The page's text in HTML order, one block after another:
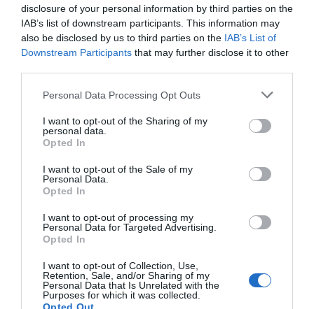
disclosure of your personal information by third parties on the
IAB’s list of downstream participants. This information may
also be disclosed by us to third parties on the IAB’s List of
Downstream Participants that may further disclose it to other
Please note that this website/app uses one or more Google
not limited to your visit or usage behaviour. You may click to
grant or deny consent to Google and its third-party tags to
use your data for below specified purposes in below Google
consent section.
Personal Data Processing Opt Outs
I want to opt-out of the Sharing of my
personal data.
Opted In
I want to opt-out of the Sale of my
Personal Data.
Opted In
I want to opt-out of processing my
Personal Data for Targeted Advertising.
Opted In
I want to opt-out of Collection, Use,
Retention, Sale, and/or Sharing of my
Personal Data that Is Unrelated with the
Purposes for which it was collected.
Επέβαιναν ένας Έλληνας και ένας Κύπριος υπήκοος
12.06.2026 - 21:41
ΕΛΛΑΔΑ
Χίος: Τραγωδία με νεκρό 31χρονο που